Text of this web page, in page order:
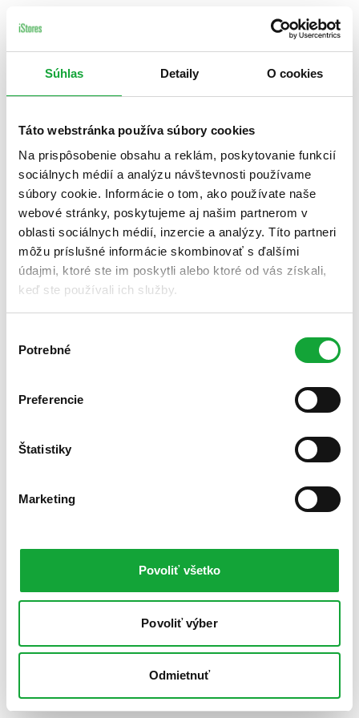
Súhlas Detaily O cookies
Táto webstránka používa súbory cookies
Na prispôsobenie obsahu a reklám, poskytovanie funkcií
sociálnych médií a analýzu návštevnosti používame
súbory cookie. Informácie o tom, ako používate naše
webové stránky, poskytujeme aj našim partnerom v
oblasti sociálnych médií, inzercie a analýzy. Títo partneri
môžu príslušné informácie skombinovať s ďalšími
údajmi, ktoré ste im poskytli alebo ktoré od vás získali,
keď ste používali ich služby.
súhlasu
Potrebné
Preferencie
Štatistiky
Marketing
Povoliť všetko
Povoliť výber
Odmietnuť